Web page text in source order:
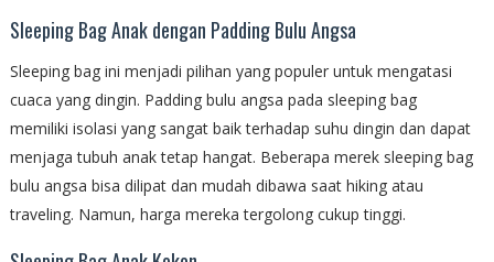
Sleeping Bag Anak dengan Padding Bulu Angsa
Sleeping bag ini menjadi pilihan yang populer untuk mengatasi
cuaca yang dingin. Padding bulu angsa pada sleeping bag
memiliki isolasi yang sangat baik terhadap suhu dingin dan dapat
menjaga tubuh anak tetap hangat. Beberapa merek sleeping bag
bulu angsa bisa dilipat dan mudah dibawa saat hiking atau
traveling. Namun, harga mereka tergolong cukup tinggi.